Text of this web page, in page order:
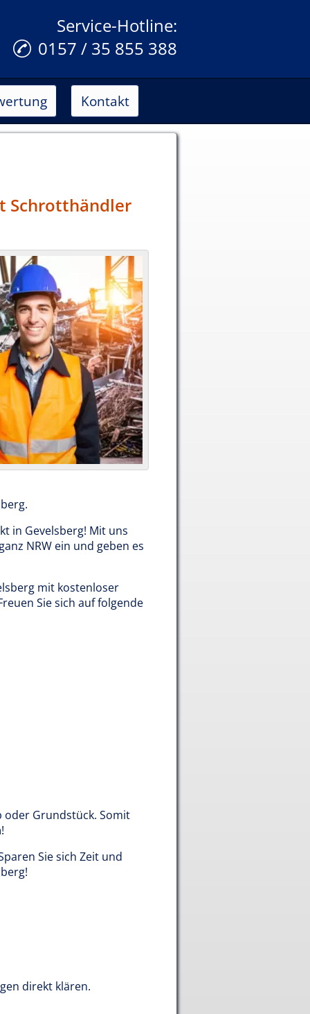
Service-Hotline:
0157 / 35 855 388
Kontakt
Schrotthändler
in Gevelsberg! Mit uns
NRW ein und geben es
mit kostenloser
Sie sich auf folgende
Grundstück. Somit
!
Sie sich Zeit und
direkt klären.